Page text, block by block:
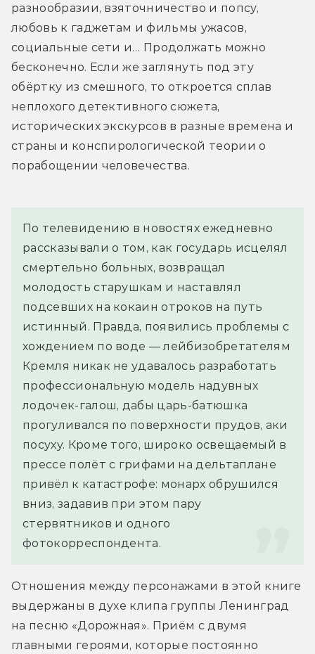
разнообразии, взяточничество и попсу,
любовь к гаджетам и фильмы ужасов,
социальные сети и… Продолжать можно
бесконечно. Если же заглянуть под эту
обёртку из смешного, то откроется сплав
неплохого детективного сюжета,
исторических экскурсов в разные времена и
страны и конспирологической теории о
порабощении человечества.
По телевидению в новостях ежедневно
рассказывали о том, как государь исцелял
смертельно больных, возвращал
молодость старушкам и наставлял
подсевших на кокаин отроков на путь
истинный. Правда, появились проблемы с
хождением по воде — лейбизобретателям
Кремля никак не удавалось разработать
профессиональную модель надувных
лодочек-галош, дабы царь-батюшка
прогуливался по поверхности прудов, аки
посуху. Кроме того, широко освещаемый в
прессе полёт с грифами на дельтаплане
привёл к катастрофе: монарх обрушился
вниз, задавив при этом пару
стервятников и одного
фотокорреспондента.
Отношения между персонажами в этой книге
выдержаны в духе клипа группы Ленинград
на песню «Дорожная». Приём с двумя
главными героями, которые постоянно